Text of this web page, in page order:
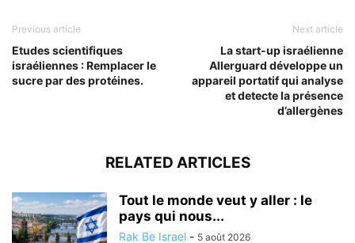
Previous article
Etudes scientifiques
israéliennes : Remplacer le
sucre par des protéines.
Next article
La start-up israélienne
Allerguard développe un
appareil portatif qui analyse
et detecte la présence
d’allergènes
RELATED ARTICLES
Tout le monde veut y aller : le
pays qui nous...
Rak Be Israel - 5 août 2026